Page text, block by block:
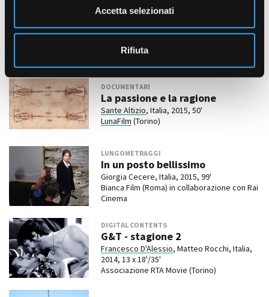
Accetta selezionati
Rifiuta
LUNGOMETRAGGI
Paolo Bertino e Alessandro Isetta, Italia,
LunaFilm(Torino)
DOCUMENTARI
La passione e la ragione
Sante Altizio, Italia, 2015, 50'
LunaFilm (Torino)
LUNGOMETRAGGI
In un posto bellissimo
Giorgia Cecere, Italia, 2015, 99'
Bianca Film (Roma) in collaborazione con Rai
Cinema
DIGITAL CONTENTS
G&T - stagione 2
Francesco D'Alessio, Matteo Rocchi, Italia,
2014, 13 x 18'/35'
Associazione RTA Movie (Torino)